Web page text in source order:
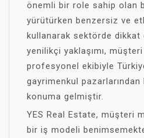
önemli bir role sahip olan
yürütürken benzersiz ve
kullanarak sektörde dikkat
yenilikçi yaklaşımı,
profesyonel ekibiyle
gayrimenkul
konuma gelmiştir.
YES Real Estate, müşteri
bir iş modeli